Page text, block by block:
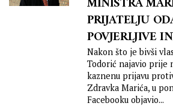
POREZNE
PRIJATELJU
POVJERLJIVE
Nakon što je bivši
Todorić najavio prije
kaznenu prijavu
Zdravka Marića, u
Facebooku objavio...